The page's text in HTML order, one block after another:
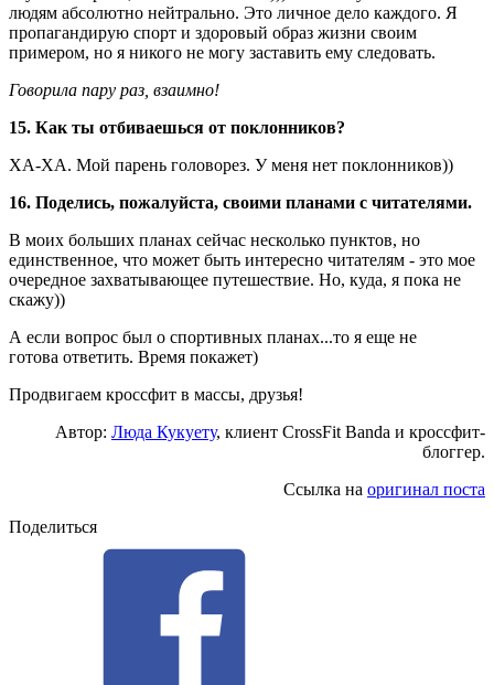
людям абсолютно нейтрально. Это личное дело каждого. Я
пропагандирую спорт и здоровый образ жизни своим
примером, но я никого не могу заставить ему следовать.
Говорила пару раз, взаимно!
15. Как ты отбиваешься от поклонников?
ХА-ХА. Мой парень головорез. У меня нет поклонников))
16. Поделись, пожалуйста, своими планами с читателями.
В моих больших планах сейчас несколько пунктов, но
единственное, что может быть интересно читателям - это мое
очередное захватывающее путешествие. Но, куда, я пока не
скажу))
А если вопрос был о спортивных планах...то я еще не
готова ответить. Время покажет)
Продвигаем кроссфит в массы, друзья!
Автор: Люда Кукуету, клиент CrossFit Banda и кроссфит-
блоггер.
Ссылка на оригинал поста
Поделиться